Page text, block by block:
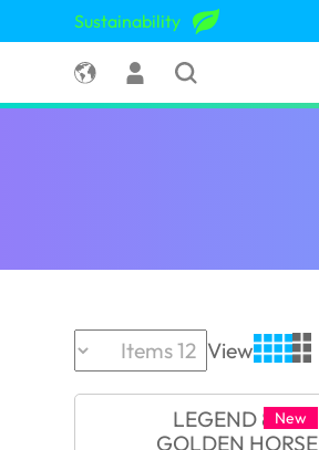
Sustainability
View
New